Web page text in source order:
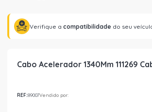
Verifique a compatibilidade do seu
Cabo Acelerador 1340Mm 111269
REF:89007Vendido por: